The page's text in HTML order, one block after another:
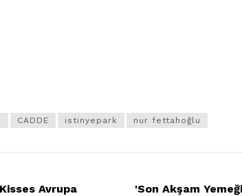
CADDE istinyepark nur fettahoğlu
Avrupa
'Son Akşam